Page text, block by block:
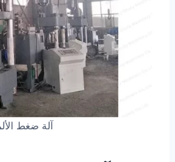
آلة ضغط